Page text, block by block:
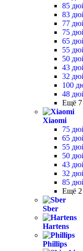
85
83
77
75
65
55
50
43
32
100
48
Ещё 7
Xiaomi
75
65
55
50
43
32
85
Ещё 2
Sber
Hartens
Phillips